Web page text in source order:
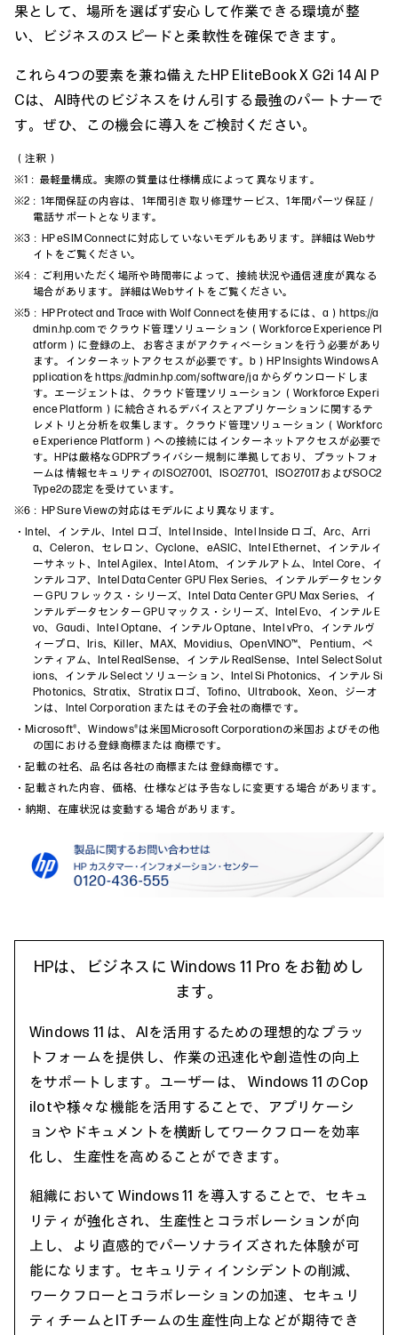
果として、場所を選ばず安心して作業できる環境が整
い、ビジネスのスピードと柔軟性を確保できます。
これら4つの要素を兼ね備えたHP EliteBook X G2i 14 AI P
Cは、AI時代のビジネスをけん引する最強のパートナーで
す。ぜひ、この機会に導入をご検討ください。
（注釈）
※1：最軽量構成。実際の質量は仕様構成によって異なります。
※2：1年間保証の内容は、1年間引き取り修理サービス、1年間パーツ保証／
電話サポートとなります。
※3：HP eSIM Connectに対応していないモデルもあります。詳細はWebサ
イトをご覧ください。
※4：ご利用いただく場所や時間帯によって、接続状況や通信速度が異なる
場合があります。詳細はWebサイトをご覧ください。
※5：HP Protect and Trace with Wolf Connectを使用するには、a）https://a
dmin.hp.com でクラウド管理ソリューション（Workforce Experience Pl
atform）に登録の上、お客さまがアクティベーションを行う必要があり
ます。インターネットアクセスが必要です。b）HP Insights Windows A
pplicationをhttps://admin.hp.com/software/ja からダウンロードしま
す。エージェントは、クラウド管理ソリューション（Workforce Experi
ence Platform）に統合されるデバイスとアプリケーションに関するテ
レメトリと分析を収集します。クラウド管理ソリューション（Workforc
e Experience Platform）への接続にはインターネットアクセスが必要で
す。HPは厳格なGDPRプライバシー規制に準拠しており、プラットフォ
ームは情報セキュリティのISO27001、ISO27701、ISO27017およびSOC2
Type2の認定を受けています。
※6：HP Sure Viewの対応はモデルにより異なります。
・Intel、インテル、Intel ロゴ、Intel Inside、Intel Inside ロゴ、Arc、Arri
a、Celeron、セレロン、Cyclone、eASIC、Intel Ethernet、インテルイ
ーサネット、Intel Agilex、Intel Atom、インテルアトム、Intel Core、イ
ンテルコア、Intel Data Center GPU Flex Series、インテルデータセンタ
ー GPU フレックス・シリーズ、Intel Data Center GPU Max Series、イ
ンテルデータセンター GPU マックス・シリーズ、Intel Evo、インテル E
vo、Gaudi、Intel Optane、インテル Optane、Intel vPro、インテルヴ
ィープロ、Iris、Killer、MAX、Movidius、OpenVINO™、 Pentium、ペ
ンティアム、Intel RealSense、インテル RealSense、Intel Select Solut
ions、インテル Select ソリューション、Intel Si Photonics、インテル Si
Photonics、Stratix、Stratix ロゴ、Tofino、Ultrabook、Xeon、ジーオ
ンは、Intel Corporation またはその子会社の商標です。
・Microsoft®、Windows®は米国Microsoft Corporationの米国およびその他
の国における登録商標または商標です。
・記載の社名、品名は各社の商標または登録商標です。
・記載された内容、価格、仕様などは予告なしに変更する場合があります。
・納期、在庫状況は変動する場合があります。
HPは、ビジネスに Windows 11 Pro をお勧めし
ます。
Windows 11 は、AIを活用するための理想的なプラッ
トフォームを提供し、作業の迅速化や創造性の向上
をサポートします。ユーザーは、 Windows 11 のCop
ilotや様々な機能を活用することで、アプリケーシ
ョンやドキュメントを横断してワークフローを効率
化し、生産性を高めることができます。
組織において Windows 11 を導入することで、セキュ
リティが強化され、生産性とコラボレーションが向
上し、より直感的でパーソナライズされた体験が可
能になります。セキュリティインシデントの削減、
ワークフローとコラボレーションの加速、セキュリ
ティチームとITチームの生産性向上などが期待でき